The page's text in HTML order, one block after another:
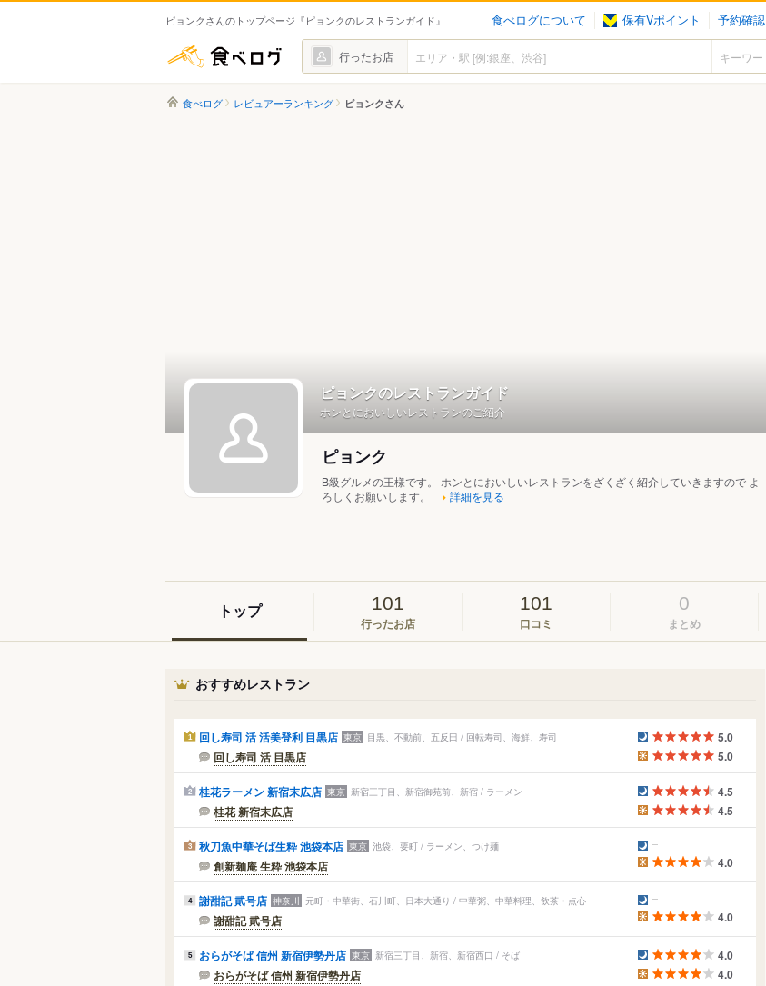
ピョンクさんのトップページ『ピョンクのレストランガイド』 食べログについて 保有Vポイント 予約確認
食べログ 行ったお店
食べログ レビュアーランキング ピョンクさん
ピョンクのレストランガイド
ホンとにおいしいレストランのご紹介
ピョンク
B級グルメの王様です。 ホンとにおいしいレストランをざくざく紹介していきますので よ
ろしくお願いします。
詳細を見る
トップ 101
行ったお店
101
口コミ
0
まとめ
おすすめレストラン
1 回し寿司 活 活美登利 目黒店 東京 目黒、不動前、五反田 / 回転寿司、海鮮、寿司
回し寿司 活 目黒店
5.0
5.0
2 桂花ラーメン 新宿末広店 東京 新宿三丁目、新宿御苑前、新宿 / ラーメン
桂花 新宿末広店
4.5
4.5
3 秋刀魚中華そば生粋 池袋本店 東京 池袋、要町 / ラーメン、つけ麺
創新麺庵 生粋 池袋本店 4.0
4 謝甜記 貮号店 神奈川 元町・中華街、石川町、日本大通り / 中華粥、中華料理、飲茶・点心
謝甜記 貮号店 4.0
5 おらがそば 信州 新宿伊勢丹店 東京 新宿三丁目、新宿、新宿西口 / そば
おらがそば 信州 新宿伊勢丹店
4.0
4.0